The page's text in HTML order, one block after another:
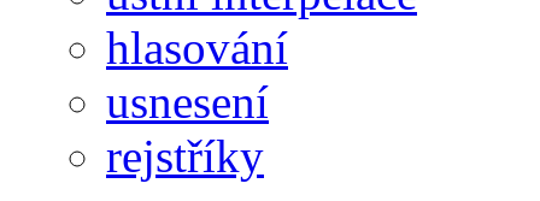
hlasování
usnesení
rejstříky